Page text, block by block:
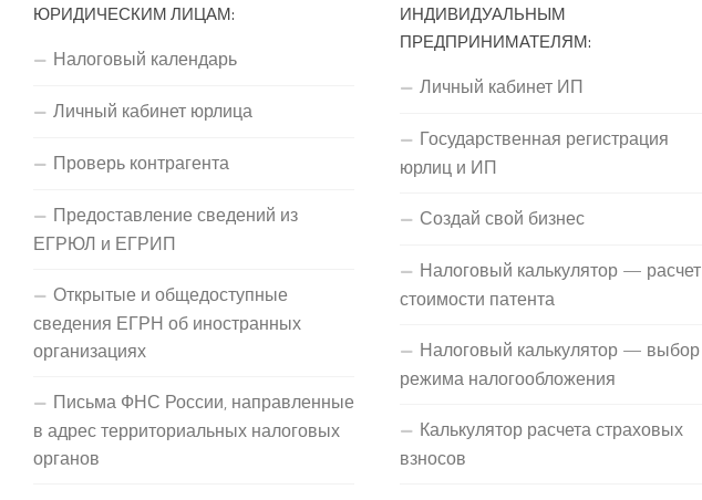
ЮРИДИЧЕСКИМ ЛИЦАМ:
Налоговый календарь
Личный кабинет юрлица
Проверь контрагента
Предоставление сведений из
ЕГРЮЛ и ЕГРИП
Открытые и общедоступные
сведения ЕГРН об иностранных
организациях
Письма ФНС России, направленные
в адрес территориальных налоговых
органов
ИНДИВИДУАЛЬНЫМ
ПРЕДПРИНИМАТЕЛЯМ:
Личный кабинет ИП
Государственная регистрация
юрлиц и ИП
Создай свой бизнес
Налоговый калькулятор — расчет
стоимости патента
Налоговый калькулятор — выбор
режима налогообложения
Калькулятор расчета страховых
взносов